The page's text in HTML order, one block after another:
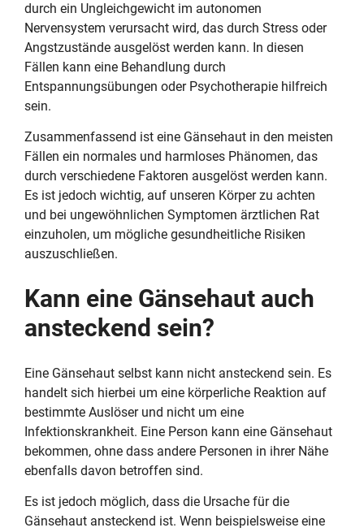
durch ein Ungleichgewicht im autonomen
Nervensystem verursacht wird, das durch Stress oder
Angstzustände ausgelöst werden kann. In diesen
Fällen kann eine Behandlung durch
Entspannungsübungen oder Psychotherapie hilfreich
sein.
Zusammenfassend ist eine Gänsehaut in den meisten
Fällen ein normales und harmloses Phänomen, das
durch verschiedene Faktoren ausgelöst werden kann.
Es ist jedoch wichtig, auf unseren Körper zu achten
und bei ungewöhnlichen Symptomen ärztlichen Rat
einzuholen, um mögliche gesundheitliche Risiken
auszuschließen.
Kann eine Gänsehaut auch
ansteckend sein?
Eine Gänsehaut selbst kann nicht ansteckend sein. Es
handelt sich hierbei um eine körperliche Reaktion auf
bestimmte Auslöser und nicht um eine
Infektionskrankheit. Eine Person kann eine Gänsehaut
bekommen, ohne dass andere Personen in ihrer Nähe
ebenfalls davon betroffen sind.
Es ist jedoch möglich, dass die Ursache für die
Gänsehaut ansteckend ist. Wenn beispielsweise eine